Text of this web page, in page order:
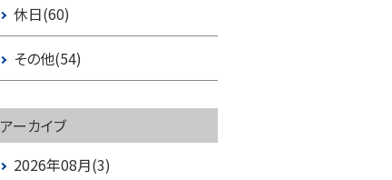
休日(60)
その他(54)
アーカイブ
2026年08月(3)